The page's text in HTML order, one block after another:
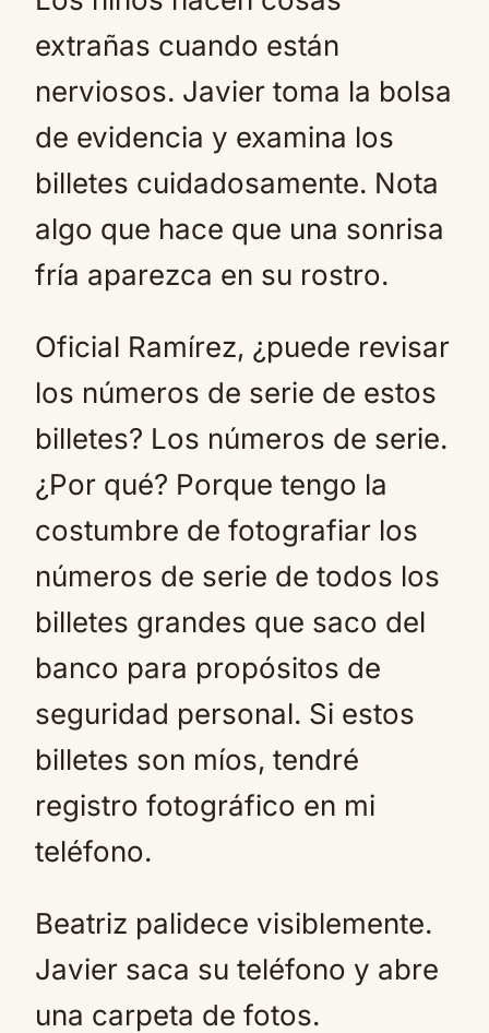
extrañas cuando están
nerviosos. Javier toma la bolsa
de evidencia y examina los
billetes cuidadosamente. Nota
algo que hace que una sonrisa
fría aparezca en su rostro.
Oficial Ramírez, ¿puede revisar
los números de serie de estos
billetes? Los números de serie.
¿Por qué? Porque tengo la
costumbre de fotografiar los
números de serie de todos los
billetes grandes que saco del
banco para propósitos de
seguridad personal. Si estos
billetes son míos, tendré
registro fotográfico en mi
teléfono.
Beatriz palidece visiblemente.
Javier saca su teléfono y abre
una carpeta de fotos.